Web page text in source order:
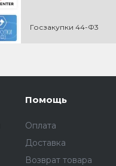
Госзакупки 44-Ф3
Помощь
Оплата
Доставка
Возврат товара